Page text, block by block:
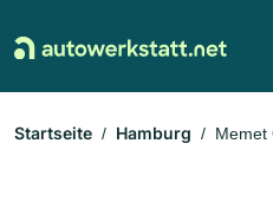
Startseite Hamburg
Memet